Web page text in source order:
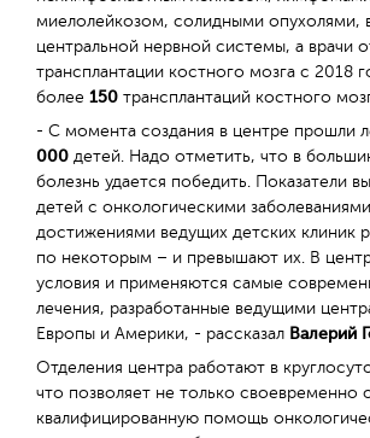
миелолейкозом, солидными опухолями,
центральной нервной системы, а врачи
трансплантации костного мозга с 2018
более 150 трансплантаций костного
- С момента создания в центре прошли
000 детей. Надо отметить, что в
болезнь удается победить. Показатели
детей с онкологическими
достижениями ведущих детских клиник
по некоторым – и превышают их. В
условия и применяются самые
лечения, разработанные ведущими
Европы и Америки, - рассказал Валерий
Отделения центра работают в
что позволяет не только своевременно
квалифицированную помощь